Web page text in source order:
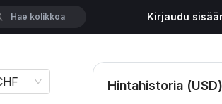
Kirjaudu
Hintahistoria (USD)